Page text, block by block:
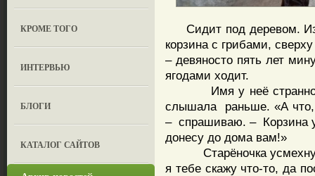
КРОМЕ ТОГО
ИНТЕРВЬЮ
БЛОГИ
КАТАЛОГ САЙТОВ
Сидит под деревом. Из-
корзина с грибами,
– девяносто пять лет
ягодами ходит.
Имя у неё странное,
слышала раньше. «А что,
– спрашиваю. – Корзина
донесу до дома вам!»
Старёночка
я тебе скажу что-то, да